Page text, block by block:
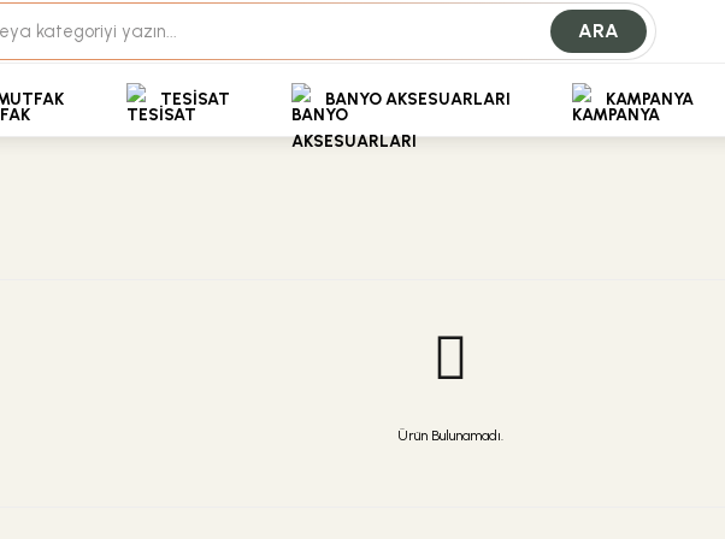
Ödemeli Özel Fiyatlar için Bizden Teklif Alabilirsiniz.
ARA
TESİSAT BANYO AKSESUARLARI KAMPANYA
Ürün Bulunamadı.